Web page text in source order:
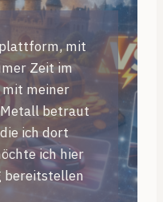
mit
Zeit im
meiner
betraut
ich dort
ich hier
bereitstellen